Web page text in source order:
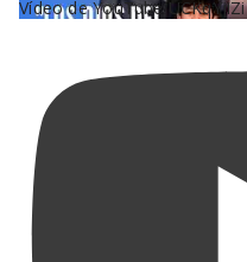
Vídeo de YouTube